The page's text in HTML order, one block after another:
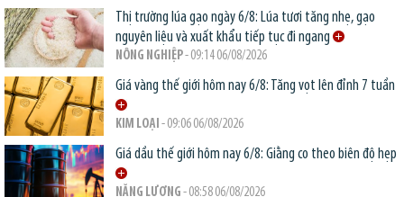
Thị trường lúa gạo ngày 6/8: Lúa tươi tăng nhẹ, gạo
nguyên liệu và xuất khẩu tiếp tục đi ngang
NÔNG NGHIỆP- 09:14 06/08/2026
Giá vàng thế giới hôm nay 6/8: Tăng vọt lên đỉnh 7 tuần
KIM LOẠI - 09:06 06/08/2026
Giá dầu thế giới hôm nay 6/8: Giằng co theo biên độ hẹp
NĂNG LƯỢNG - 08:58 06/08/2026